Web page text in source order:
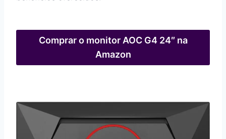
Comprar o monitor AOC G4 24″ na
Amazon